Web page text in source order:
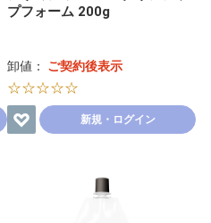
プフォーム 200g
卸値： ご契約後表示
☆☆☆☆☆
新規・ログイン